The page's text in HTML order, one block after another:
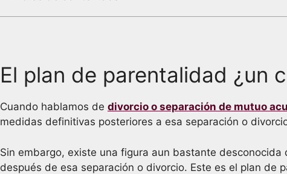
El plan de parentalidad ¿un
Cuando hablamos de divorcio o separación de mutuo
medidas definitivas posteriores a esa separación o
Sin embargo, existe una figura aun bastante
después de esa separación o divorcio. Este es el plan